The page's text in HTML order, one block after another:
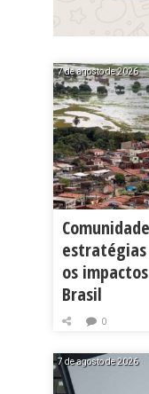
7 de agosto de 2026
os
Brasil
0
7 de agosto de 2026